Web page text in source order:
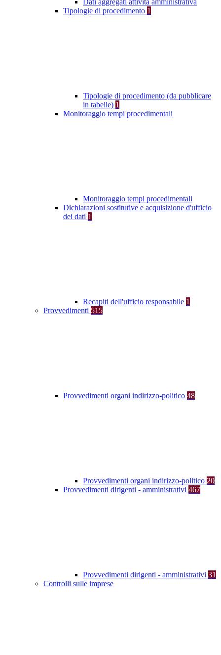
Dati aggregati attività amministrativa
Tipologie di procedimento 1
Tipologie di procedimento (da pubblicare
in tabelle) 1
Monitoraggio tempi procedimentali
Monitoraggio tempi procedimentali
Dichiarazioni sostitutive e acquisizione d'ufficio
dei dati 1
Recapiti dell'ufficio responsabile 1
Provvedimenti 515
Provvedimenti organi indirizzo-politico 48
Provvedimenti organi indirizzo-politico 20
Provvedimenti dirigenti - amministrativi 467
Provvedimenti dirigenti - amministrativi 31
Controlli sulle imprese